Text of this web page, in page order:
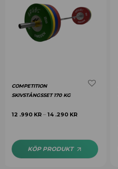
COMPETITION
SKIVSTÅNGSSET 170 KG
12 .990 KR –14 .290 KR
KÖP PRODUKT